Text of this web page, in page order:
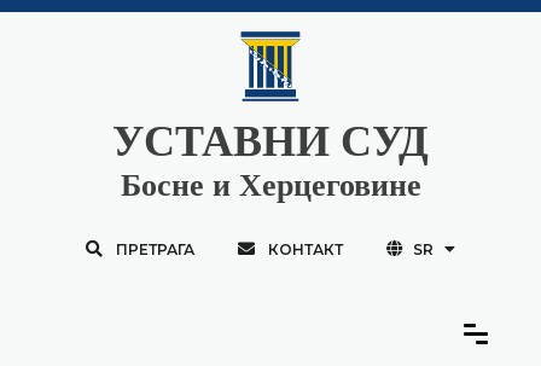
УСТАВНИ СУД
Босне и Херцеговине
ПРЕТРАГА КОНТАКТ SR